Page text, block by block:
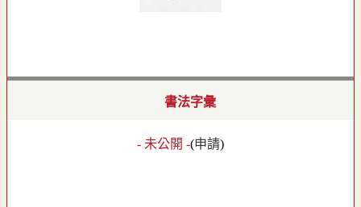
書法字彙
- 未公開 -(申請)